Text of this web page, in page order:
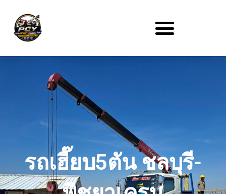
รถเฮี๊ยบ5ตัน ชลบุรี-